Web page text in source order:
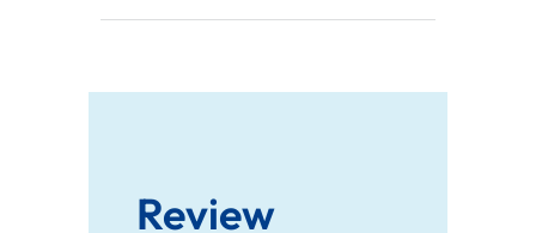
Review